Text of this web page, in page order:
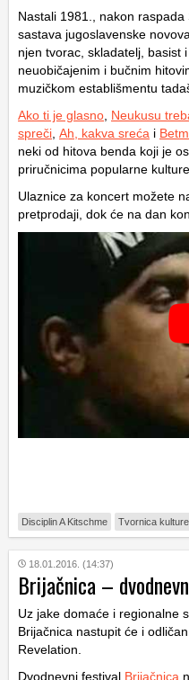
Nastali 1981., nakon
sastava jugoslavenske
njen tvorac, skladatelj, basist
neuobičajenim i bučnim
muzičkom establišmentu
Ako ti je glasno Neukusu
spreči Ah, kakva sreća i
neki od hitova benda koji je
priručnicima popularne kulture.
Ulaznice za koncert možete
pretprodaji, dok će na dan
Disciplin A Kitschme Tvornica kulture
18.01.2016. (14:37)
Brijačnica –
Uz jake domaće i regionalne
Brijačnica nastupit će i
Revelation.
Dvodnevni festival Brijačnica